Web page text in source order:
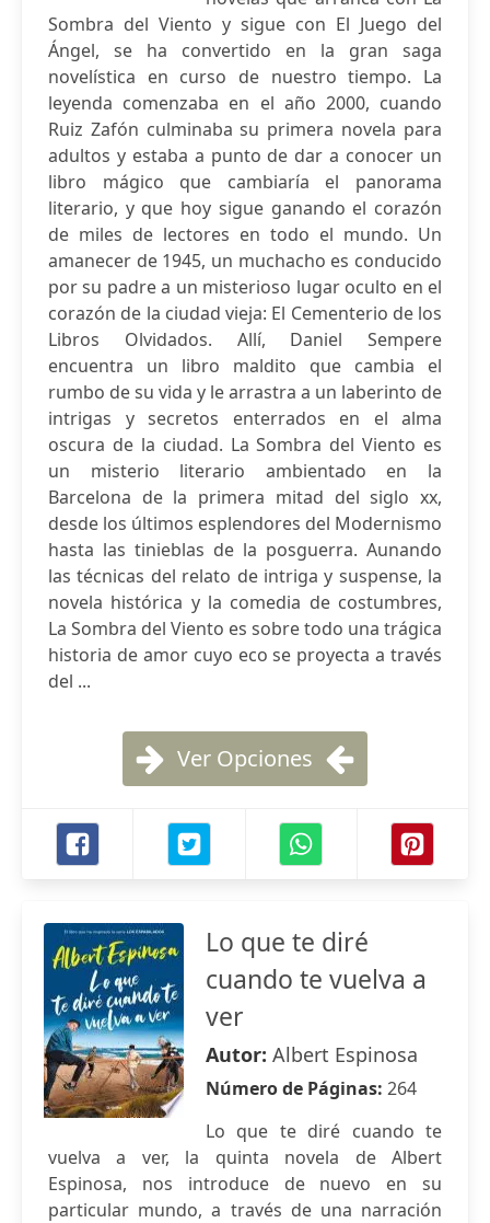
Sombra del Viento y sigue con El Juego del
Ángel, se ha convertido en la gran saga
novelística en curso de nuestro tiempo. La
leyenda comenzaba en el año 2000, cuando
Ruiz Zafón culminaba su primera novela para
adultos y estaba a punto de dar a conocer un
libro mágico que cambiaría el panorama
literario, y que hoy sigue ganando el corazón
de miles de lectores en todo el mundo. Un
amanecer de 1945, un muchacho es conducido
por su padre a un misterioso lugar oculto en el
corazón de la ciudad vieja: El Cementerio de los
Libros Olvidados. Allí, Daniel Sempere
encuentra un libro maldito que cambia el
rumbo de su vida y le arrastra a un laberinto de
intrigas y secretos enterrados en el alma
oscura de la ciudad. La Sombra del Viento es
un misterio literario ambientado en la
Barcelona de la primera mitad del siglo xx,
desde los últimos esplendores del Modernismo
hasta las tinieblas de la posguerra. Aunando
las técnicas del relato de intriga y suspense, la
novela histórica y la comedia de costumbres,
La Sombra del Viento es sobre todo una trágica
historia de amor cuyo eco se proyecta a través
del ...
Ver Opciones
Lo que te diré
cuando te vuelva a
ver
Autor: Albert Espinosa
Número de Páginas: 264
Lo que te diré cuando te
vuelva a ver, la quinta novela de Albert
Espinosa, nos introduce de nuevo en su
particular mundo, a través de una narración